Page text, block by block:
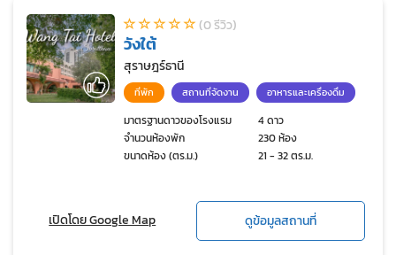
(0 รีวิว)
วังใต้
สุราษฎร์ธานี
ที่พัก สถานที่จัดงาน อาหารและเครื่องดื่ม
มาตรฐานดาวของโรงแรม
4 ดาว
จำนวนห้องพัก
230 ห้อง
ขนาดห้อง (ตร.ม.)
21 - 32 ตร.ม.
เปิดโดย Google Map ดูข้อมูลสถานที่